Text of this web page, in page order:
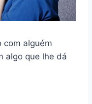
com alguém
algo que lhe dá